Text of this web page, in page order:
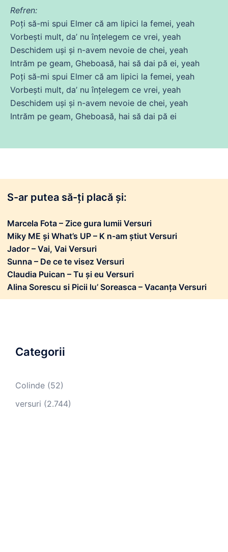
Refren:
Poți să-mi spui Elmer că am lipici la femei, yeah
Vorbești mult, da’ nu înțelegem ce vrei, yeah
Deschidem uși și n-avem nevoie de chei, yeah
Intrăm pe geam, Gheboasă, hai să dai pă ei, yeah
Poți să-mi spui Elmer că am lipici la femei, yeah
Vorbești mult, da’ nu înțelegem ce vrei, yeah
Deschidem uși și n-avem nevoie de chei, yeah
Intrăm pe geam, Gheboasă, hai să dai pă ei
S-ar putea să-ți placă și:
Marcela Fota – Zice gura lumii Versuri
Miky ME și What’s UP – K n-am știut Versuri
Jador – Vai, Vai Versuri
Sunna – De ce te visez Versuri
Claudia Puican – Tu și eu Versuri
Alina Sorescu si Picii lu’ Soreasca – Vacanța Versuri
Categorii
Colinde (52)
versuri (2.744)